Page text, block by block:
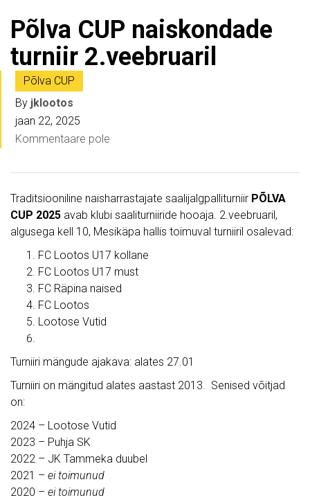
Põlva CUP naiskondade
turniir 2.veebruaril
Põlva CUP
By jklootos
jaan 22, 2025
Kommentaare pole
Traditsiooniline naisharrastajate saalijalgpalliturniir PÕLVA
CUP 2025 avab klubi saaliturniiride hooaja. 2.veebruaril,
algusega kell 10, Mesikäpa hallis toimuval turniiril osalevad:
FC Lootos U17 kollane
FC Lootos U17 must
FC Räpina naised
FC Lootos
Lootose Vutid
Turniiri mängude ajakava: alates 27.01
Turniiri on mängitud alates aastast 2013. Senised võitjad
on:
2024 – Lootose Vutid
2023 – Puhja SK
2022 – JK Tammeka duubel
2021 – ei toimunud
2020 – ei toimunud